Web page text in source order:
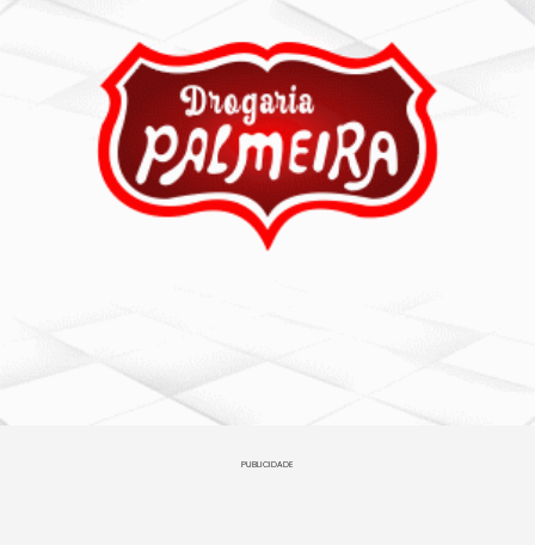
PUBLICIDADE